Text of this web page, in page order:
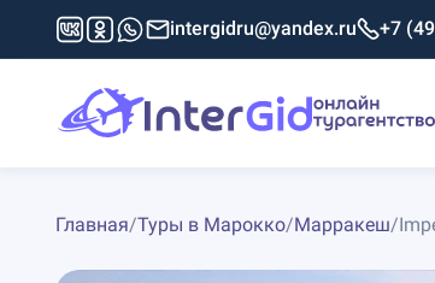
intergidru@yandex.ru +7
Главная/Туры в Марокко/Марракеш/